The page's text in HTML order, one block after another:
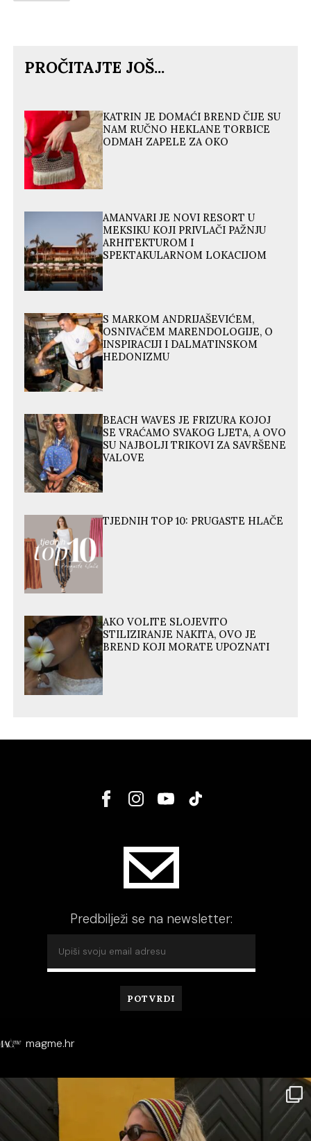
PROČITAJTE JOŠ...
KATRIN JE DOMAĆI BREND ČIJE SU
NAM RUČNO HEKLANE TORBICE
ODMAH ZAPELE ZA OKO
AMANVARI JE NOVI RESORT U
MEKSIKU KOJI PRIVLAČI PAŽNJU
ARHITEKTUROM I
SPEKTAKULARNOM LOKACIJOM
S MARKOM ANDRIJAŠEVIĆEM,
OSNIVAČEM MARENDOLOGIJE, O
INSPIRACIJI I DALMATINSKOM
HEDONIZMU
BEACH WAVES JE FRIZURA KOJOJ
SE VRAĆAMO SVAKOG LJETA, A OVO
SU NAJBOLJI TRIKOVI ZA SAVRŠENE
VALOVE
TJEDNIH TOP 10: PRUGASTE HLAČE
AKO VOLITE SLOJEVITO
STILIZIRANJE NAKITA, OVO JE
BREND KOJI MORATE UPOZNATI
Predbilježi se na newsletter:
magme.hr